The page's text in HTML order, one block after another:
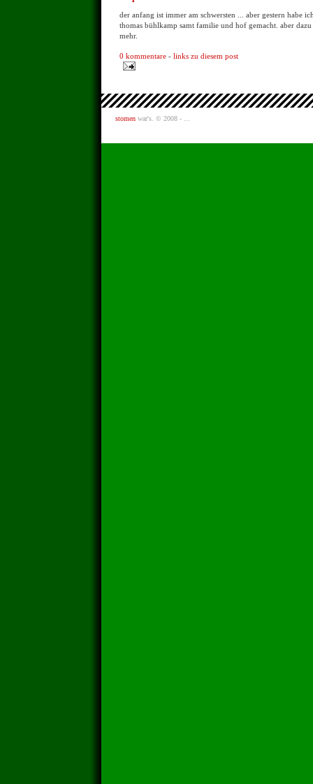
der anfang ist immer am schwersten ... aber gestern habe
thomas bühlkamp samt familie und hof gemacht. aber
mehr.
0 kommentare - links zu diesem post
stomen war's. © 2008 - ...